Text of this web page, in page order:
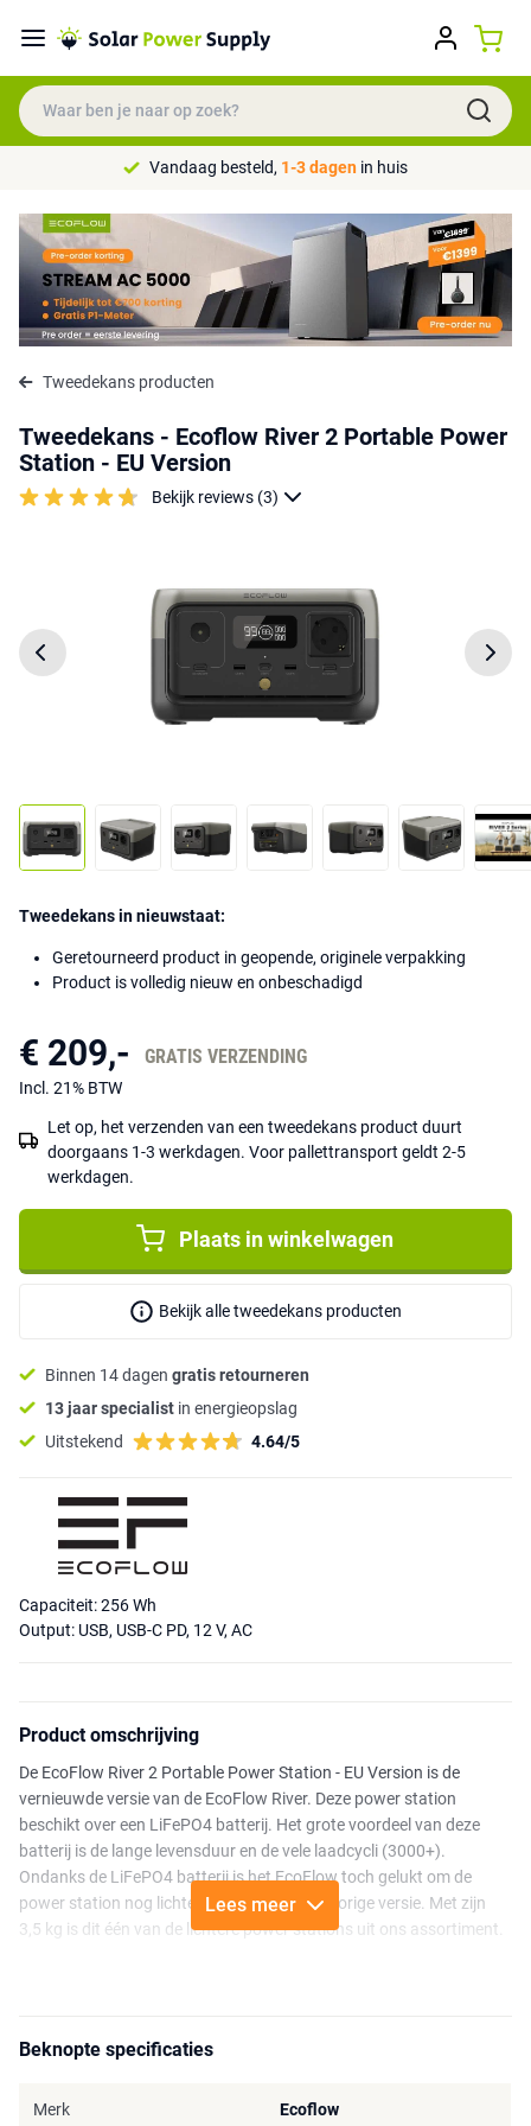
Vandaag besteld, 1-3 dagen in huis
Tweedekans producten
Tweedekans - Ecoflow River 2 Portable Power
Station - EU Version
Bekijk reviews (3)
Tweedekans in nieuwstaat:
Geretourneerd product in geopende, originele verpakking
Product is volledig nieuw en onbeschadigd
€ 209,- GRATIS VERZENDING
Incl. 21% BTW
Let op, het verzenden van een tweedekans product duurt
doorgaans 1-3 werkdagen. Voor pallettransport geldt 2-5
werkdagen.
Plaats in winkelwagen
Bekijk alle tweedekans producten
Binnen 14 dagen gratis retourneren
13 jaar specialist in energieopslag
Uitstekend
4.64/5
Capaciteit: 256 Wh
Output: USB, USB-C PD, 12 V, AC
Product omschrijving
De EcoFlow River 2 Portable Power Station - EU Version is de
vernieuwde versie van de EcoFlow River. Deze power station
beschikt over een LiFePO4 batterij. Het grote voordeel van deze
batterij is de lange levensduur en de vele laadcycli (3000+).
Ondanks de LiFePO4 batterij is het EcoFlow toch gelukt om de
power station nog lichter te maken dan de vorige versie. Met zijn
3,5 kg is dit één van de lichtere power stations uit ons assortiment.
van maximaal 300W (600W piekbelasting) is deze power station
laptops of verlichting en huishoudelijke apparatuur, zoals
Lees meer
Beknopte specificaties
Merk Ecoflow